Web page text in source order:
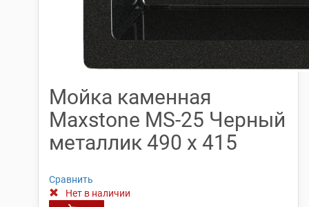
Мойка каменная
Maxstone МS-25 Черный
металлик 490 х 415
Сравнить
Нет в наличии